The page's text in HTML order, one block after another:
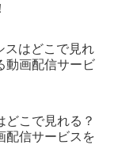
スはどこで見れ
動画配信サービ
どこで見れる？
配信サービスを